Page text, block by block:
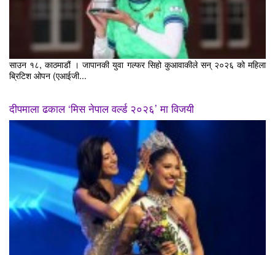
साउन १८, काठमाडौं । जापानकी युवा गल्फर सिहो कुआवाकीले सन् २०२६ को महिला
ब्रिटिश ओपन (एआईजी...
दीपमाला ढकाल ‘मिस नेपाल वर्ल्ड २०२६’ मा विजयी